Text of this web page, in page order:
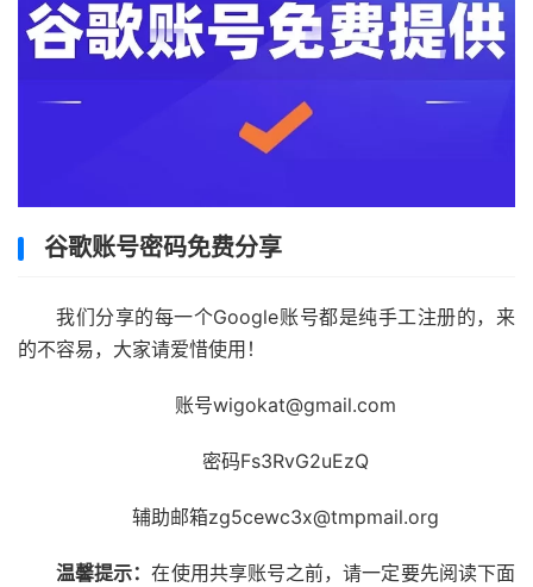
谷歌账号密码免费分享
我们分享的每一个Google账号都是纯手工注册的，来
的不容易，大家请爱惜使用！
账号wigokat@gmail.com
密码Fs3RvG2uEzQ
辅助邮箱zg5cewc3x@tmpmail.org
温馨提示：在使用共享账号之前，请一定要先阅读下面